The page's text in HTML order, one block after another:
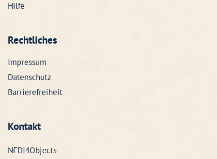
Hilfe
Rechtliches
Impressum
Datenschutz
Barrierefreiheit
Kontakt
NFDI4Objects